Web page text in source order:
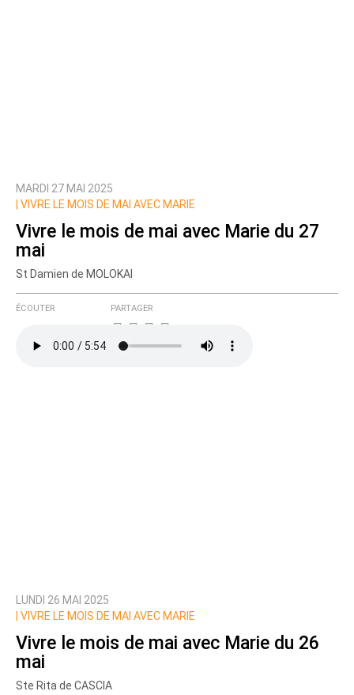
MARDI 27 MAI 2025
VIVRE LE MOIS DE MAI AVEC MARIE
Vivre le mois de mai avec Marie du 27
mai
St Damien de MOLOKAI
ÉCOUTER PARTAGER
LUNDI 26 MAI 2025
VIVRE LE MOIS DE MAI AVEC MARIE
Vivre le mois de mai avec Marie du 26
mai
Ste Rita de CASCIA